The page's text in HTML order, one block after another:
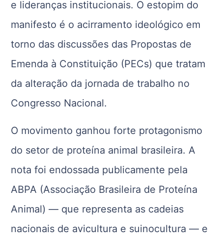
e lideranças institucionais. O estopim do
manifesto é o acirramento ideológico em
torno das discussões das Propostas de
Emenda à Constituição (PECs) que tratam
da alteração da jornada de trabalho no
Congresso Nacional.
O movimento ganhou forte protagonismo
do setor de proteína animal brasileira. A
nota foi endossada publicamente pela
ABPA (Associação Brasileira de Proteína
Animal) — que representa as cadeias
nacionais de avicultura e suinocultura — e